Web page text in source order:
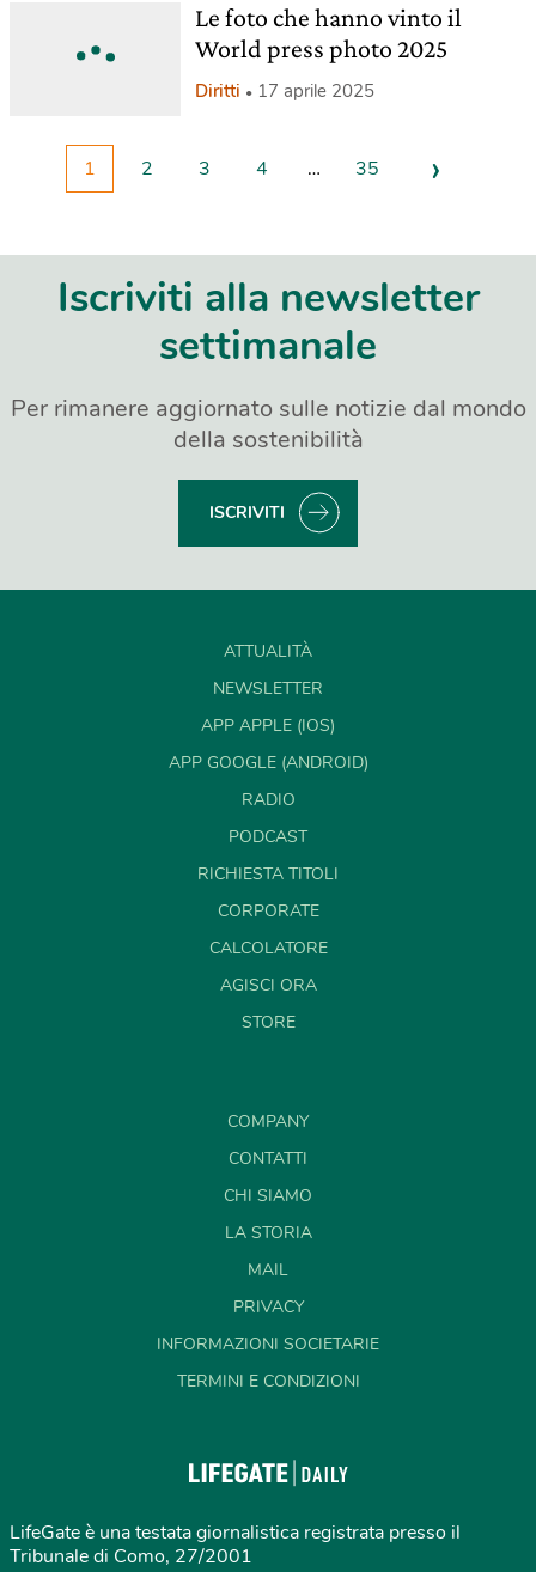
Le foto che hanno vinto il
World press photo 2025
Diritti 17 aprile 2025
1 2 3 4 … 35 ›
Iscriviti alla newsletter
settimanale
Per rimanere aggiornato sulle notizie dal mondo
della sostenibilità
ISCRIVITI
ATTUALITÀ
NEWSLETTER
APP APPLE (IOS)
APP GOOGLE (ANDROID)
RADIO
PODCAST
RICHIESTA TITOLI
CORPORATE
CALCOLATORE
AGISCI ORA
STORE
COMPANY
CONTATTI
CHI SIAMO
LA STORIA
MAIL
PRIVACY
INFORMAZIONI SOCIETARIE
TERMINI E CONDIZIONI
LifeGate è una testata giornalistica registrata presso il
Tribunale di Como, 27/2001